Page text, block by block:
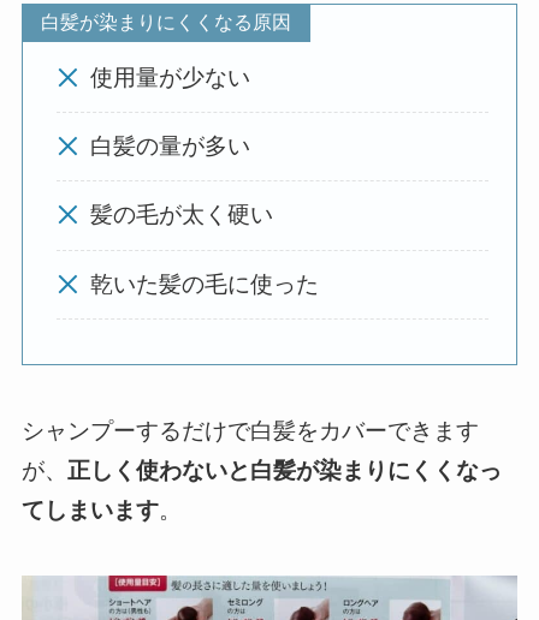
白髪が染まりにくくなる原因
使用量が少ない
白髪の量が多い
髪の毛が太く硬い
乾いた髪の毛に使った
シャンプーするだけで白髪をカバーできます
が、 正しく使わないと白髪が染まりにくくなっ
てしまいます。